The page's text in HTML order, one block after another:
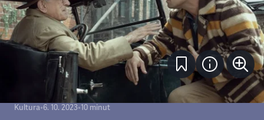
Kultura•6. 10. 2023•10 minut